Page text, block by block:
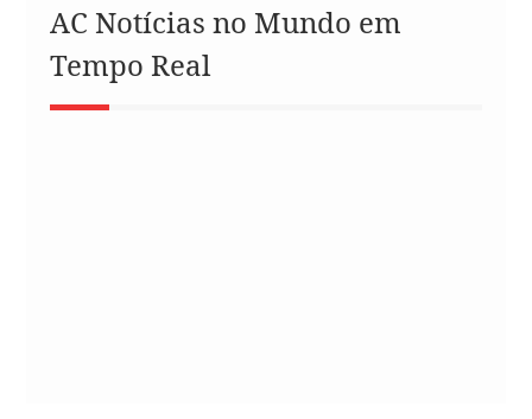
AC Notícias no Mundo em
Tempo Real